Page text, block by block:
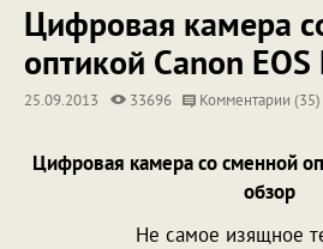
Цифровая камера
оптикой Canon
25.09.2013 33696 Комментарии (35)
Цифровая камера со сменной
обзор
Не самое изящное